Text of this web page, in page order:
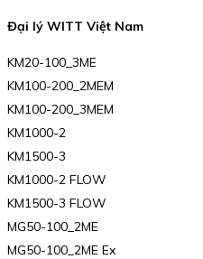
Đại lý WITT Việt Nam
KM20-100_3ME
KM100-200_2MEM
KM100-200_3MEM
KM1000-2
KM1500-3
KM1000-2 FLOW
KM1500-3 FLOW
MG50-100_2ME
MG50-100_2ME Ex